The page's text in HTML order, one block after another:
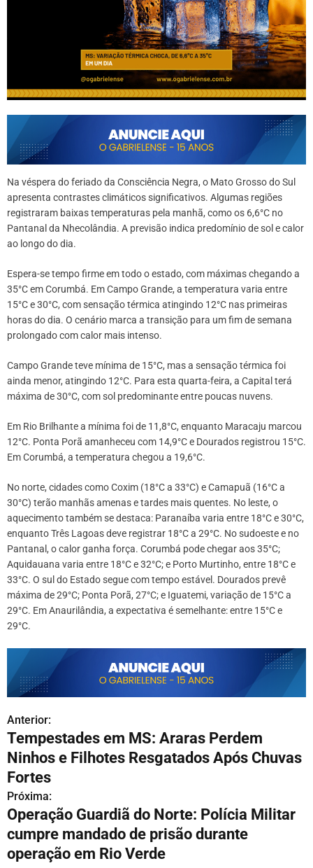
Na véspera do feriado da Consciência Negra, o Mato Grosso do Sul
apresenta contrastes climáticos significativos. Algumas regiões
registraram baixas temperaturas pela manhã, como os 6,6°C no
Pantanal da Nhecolândia. A previsão indica predomínio de sol e calor
ao longo do dia.
Espera-se tempo firme em todo o estado, com máximas chegando a
35°C em Corumbá. Em Campo Grande, a temperatura varia entre
15°C e 30°C, com sensação térmica atingindo 12°C nas primeiras
horas do dia. O cenário marca a transição para um fim de semana
prolongado com calor mais intenso.
Campo Grande teve mínima de 15°C, mas a sensação térmica foi
ainda menor, atingindo 12°C. Para esta quarta-feira, a Capital terá
máxima de 30°C, com sol predominante entre poucas nuvens.
Em Rio Brilhante a mínima foi de 11,8°C, enquanto Maracaju marcou
12°C. Ponta Porã amanheceu com 14,9°C e Dourados registrou 15°C.
Em Corumbá, a temperatura chegou a 19,6°C.
No norte, cidades como Coxim (18°C a 33°C) e Camapuã (16°C a
30°C) terão manhãs amenas e tardes mais quentes. No leste, o
aquecimento também se destaca: Paranaíba varia entre 18°C e 30°C,
enquanto Três Lagoas deve registrar 18°C a 29°C. No sudoeste e no
Pantanal, o calor ganha força. Corumbá pode chegar aos 35°C;
Aquidauana varia entre 18°C e 32°C; e Porto Murtinho, entre 18°C e
33°C. O sul do Estado segue com tempo estável. Dourados prevê
máxima de 29°C; Ponta Porã, 27°C; e Iguatemi, variação de 15°C a
29°C. Em Anaurilândia, a expectativa é semelhante: entre 15°C e
29°C.
N
a
v
e
g
a
Anterior:
Tempestades em MS: Araras Perdem
Ninhos e Filhotes Resgatados Após Chuvas
Fortes
Próxima:
Operação Guardiã do Norte: Polícia Militar
cumpre mandado de prisão durante
operação em Rio Verde